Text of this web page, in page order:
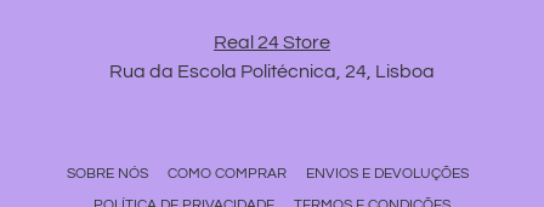
Real 24 Store
Rua da Escola Politécnica, 24, Lisboa
SOBRE NÓS COMO COMPRAR
ENVIOS E DEVOLUÇÕES